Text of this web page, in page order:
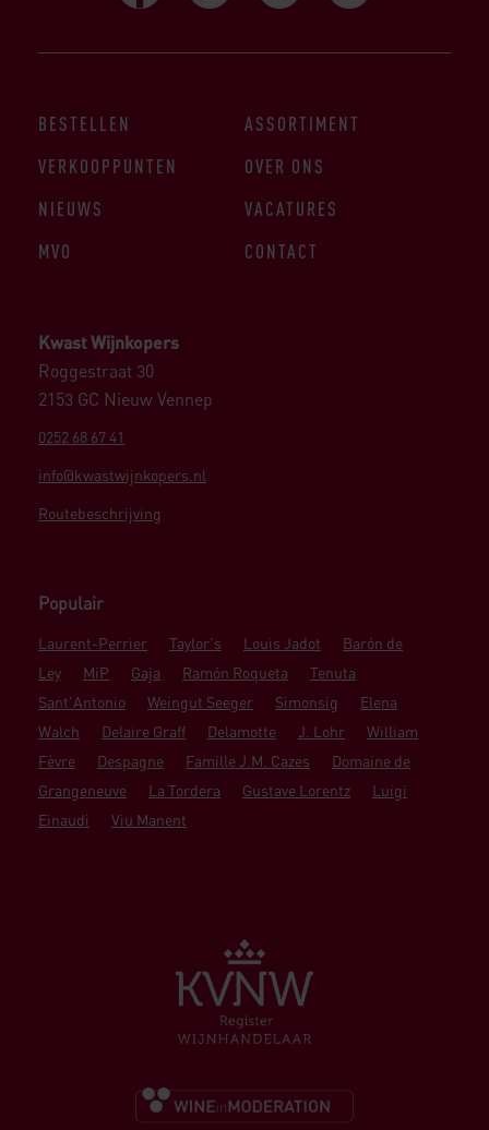
Kwast Wijnkopers
Roggestraat 30
2153 GC Nieuw Vennep
0252 68 67 41
info@kwastwijnkopers.nl
Routebeschrijving
Populair
Laurent-Perrier Taylor's Louis Jadot
Barón de
Ley
MiP Gaja Ramón Roqueta
Tenuta
Sant'Antonio
Weingut Seeger Simonsig
Elena
Walch
Delaire Graff Delamotte J. Lohr
William
Fèvre
Despagne Famille J.M. Cazes
Domaine de
Grangeneuve
La Tordera Gustave Lorentz
Luigi
Einaudi
Viu Manent
BESTELLEN
ASSORTIMENT
VERKOOPPUNTEN
OVER ONS
NIEUWS
VACATURES
MVO
CONTACT